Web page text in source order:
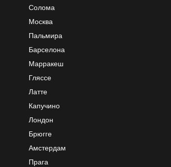
Солома
Москва
Пальмира
Барселона
Марракеш
Гляссе
Латте
Капучино
Лондон
Брюгге
Амстердам
Прага